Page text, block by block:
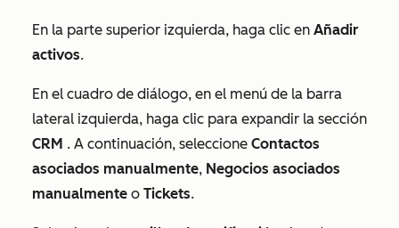
En la parte superior izquierda, haga clic en Añadir
activos.
En el cuadro de diálogo, en el menú de la barra
lateral izquierda, haga clic para expandir la sección
CRM . A continuación, seleccione Contactos
asociados manualmente, Negocios asociados
manualmente o Tickets.